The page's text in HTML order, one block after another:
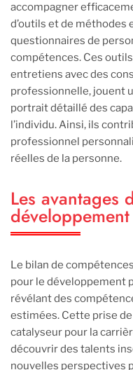
accompagner
d’outils et de méthodes
questionnaires de
compétences. Ces
entretiens avec des
professionnelle, jouent
portrait détaillé des
l’individu. Ainsi, ils
professionnel
réelles de la personne.
Les avantages
Le bilan de
pour le développement
révélant des
estimées. Cette prise
catalyseur pour la
découvrir des talents
nouvelles perspectives